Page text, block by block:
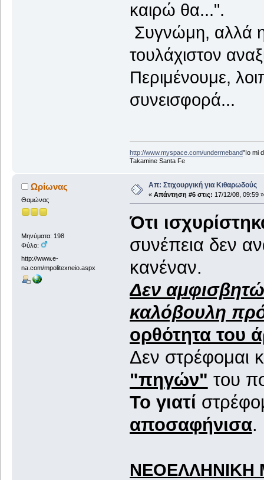
καιρώ θα...".
Συγνώμη, αλλά
τουλάχιστον
Περιμένουμε,
συνεισφορά...
http://www.myspace.com/undermeband"Io mi
Takamine Santa Fe
Ωρίωνας
Θαμώνας
Μηνύματα: 198
Φύλο:
http://www.e-
na.com/mpolitexneio.aspx
Απ: Στιχουργική για Κιθαρωδούς
« Απάντηση #6 στις: 17/12/08, 09:59 »
Ότι
συνέπεια δεν
κανέναν.
Δεν
καλόβουλη
ορθότητα του
Δεν στρέφομαι
"πηγών" του
Το γιατί
αποσαφήνισα.
ΝΕΟΕΛΛΗΝΙΚΗ